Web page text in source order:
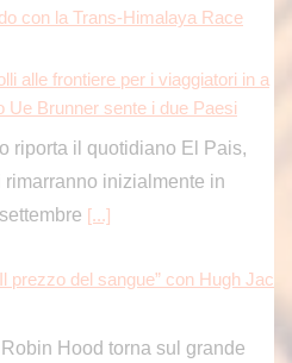
con la Trans-Himalaya Race
alle frontiere per i viaggiatori in a
Ue Brunner sente i due Paesi
riporta il quotidiano El Pais,
rimarranno inizialmente in
[...]
prezzo del sangue” con Hugh Jac
Robin Hood torna sul grande